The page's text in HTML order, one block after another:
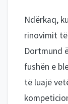
Ndërkaq,
rinovimit
Dortmund
fushën e
të luajë